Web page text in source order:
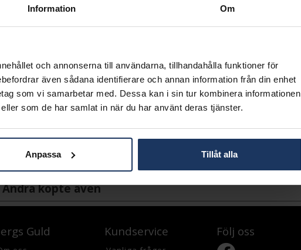
Information Om
och annonserna till användarna, tillhandahålla funktioner för
även sådana identifierare och annan information från din enhet
som vi samarbetar med. Dessa kan i sin tur kombinera informationen
som de har samlat in när du har använt deras tjänster.
Anpassa Tillåt alla
Lagervara.
BREDD CA (MM)
6.0-9.0
LÄNGD CA (CM)
45
VARUMÄRKE
Hallbergs Guld
ÄDELMETALL
18K Gold
VIKT CA (GRAM)
Andra köpte även
Guld Kundservice Följ oss